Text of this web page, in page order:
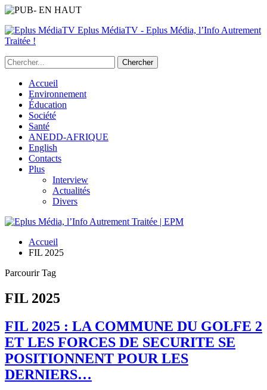
Eplus MédiaTV - Eplus Média, l’Info Autrement
Traitée !
Accueil
Environnement
Éducation
Société
Santé
ANEDD-AFRIQUE
English
Contacts
Plus
Interview
Actualités
Divers
Accueil
FIL 2025
Parcourir Tag
FIL 2025
FIL 2025 : LA COMMUNE DU GOLFE 2
ET LES FORCES DE SECURITE SE
POSITIONNENT POUR LES
DERNIERS…